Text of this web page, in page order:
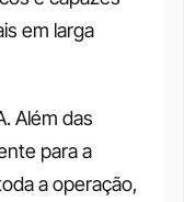
em larga
Além das
para a
a operação,